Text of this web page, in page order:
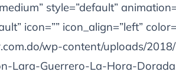
style=”default”
icon=”” icon_align=”left”
wp-content/uploads/
Lara-Guerrero-La-Hora-